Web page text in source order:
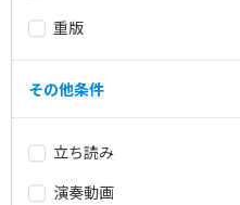
重版
その他条件
立ち読み
演奏動画